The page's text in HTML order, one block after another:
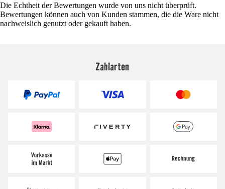
Die Echtheit der Bewertungen wurde von uns nicht überprüft.
Bewertungen können auch von Kunden stammen, die die Ware nicht
nachweislich genutzt oder gekauft haben.
Zahlarten